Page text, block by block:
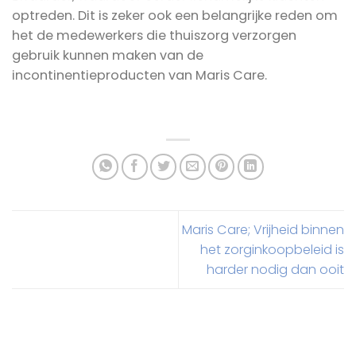
optreden. Dit is zeker ook een belangrijke reden om
het de medewerkers die thuiszorg verzorgen
gebruik kunnen maken van de
incontinentieproducten van Maris Care.
Maris Care; Vrijheid binnen
het zorginkoopbeleid is
harder nodig dan ooit